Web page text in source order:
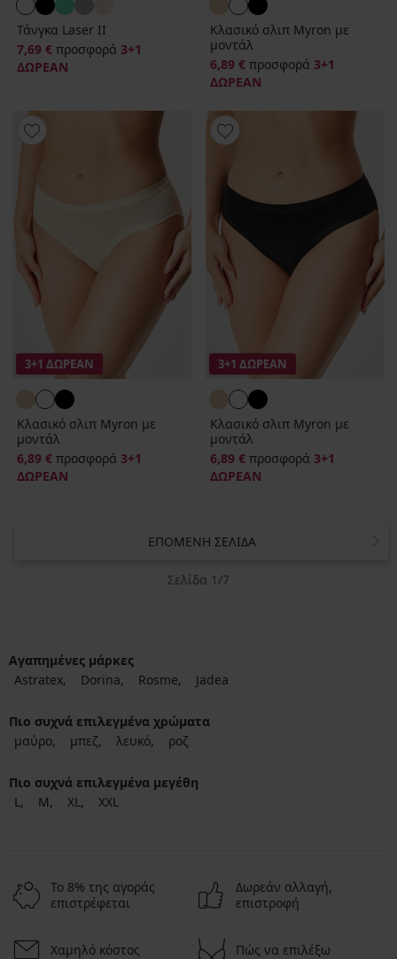
Τάνγκα Laser ΙΙ
7,69 € προσφορά 3+1
ΔΩΡΕΑΝ
Κλασικό σλιπ Myron με
μοντάλ
6,89 € προσφορά 3+1
ΔΩΡΕΑΝ
3+1 ΔΩΡΕΑΝ
Κλασικό σλιπ Myron με
μοντάλ
6,89 € προσφορά 3+1
ΔΩΡΕΑΝ
3+1 ΔΩΡΕΑΝ
Κλασικό σλιπ Myron με
μοντάλ
6,89 € προσφορά 3+1
ΔΩΡΕΑΝ
ΕΠΌΜΕΝΗ ΣΕΛΊΔΑ
Σελίδα 1/7
Αγαπημένες μάρκες
Astratex
Dorina Rosme Jadea
Πιο συχνά επιλεγμένα χρώματα
μαύρο
μπεζ λευκό ροζ
Πιο συχνά επιλεγμένα μεγέθη
L
M XL XXL
Το 8% της αγοράς
επιστρέφεται
Δωρεάν αλλαγή,
επιστροφή
Χαμηλό κόστος Πώς να επιλέξω